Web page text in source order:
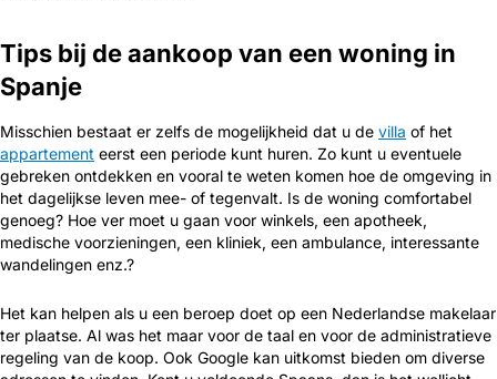
Tips bij de aankoop van een woning in
Spanje
Misschien bestaat er zelfs de mogelijkheid dat u de villa of het
appartement eerst een periode kunt huren. Zo kunt u eventuele
gebreken ontdekken en vooral te weten komen hoe de omgeving in
het dagelijkse leven mee- of tegenvalt. Is de woning comfortabel
genoeg? Hoe ver moet u gaan voor winkels, een apotheek,
medische voorzieningen, een kliniek, een ambulance, interessante
wandelingen enz.?
Het kan helpen als u een beroep doet op een Nederlandse makelaar
ter plaatse. Al was het maar voor de taal en voor de administratieve
regeling van de koop. Ook Google kan uitkomst bieden om diverse